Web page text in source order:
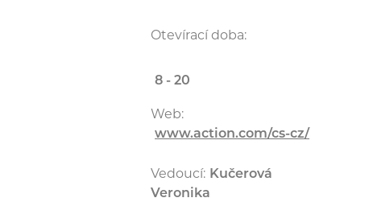
Otevírací doba:
8 - 20
Web:
www.action.com/cs-cz/
Vedoucí: Kučerová
Veronika